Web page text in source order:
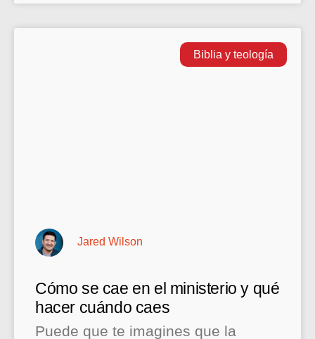
Biblia y teología
Cómo se cae en el ministerio y qué
hacer cuándo caes
Puede que te imagines que la
Jared Wilson